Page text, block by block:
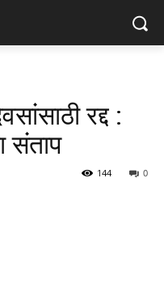
रद्द :
संताप
0
144